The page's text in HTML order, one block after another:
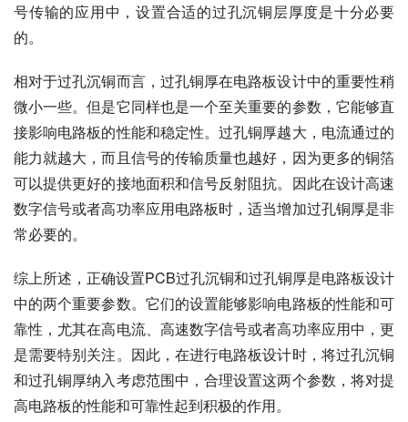
号传输的应用中，设置合适的过孔沉铜层厚度是十分必要
的。
相对于过孔沉铜而言，过孔铜厚在电路板设计中的重要性稍
微小一些。但是它同样也是一个至关重要的参数，它能够直
接影响电路板的性能和稳定性。过孔铜厚越大，电流通过的
能力就越大，而且信号的传输质量也越好，因为更多的铜箔
可以提供更好的接地面积和信号反射阻抗。因此在设计高速
数字信号或者高功率应用电路板时，适当增加过孔铜厚是非
常必要的。
综上所述，正确设置PCB过孔沉铜和过孔铜厚是电路板设计
中的两个重要参数。它们的设置能够影响电路板的性能和可
靠性，尤其在高电流、高速数字信号或者高功率应用中，更
是需要特别关注。因此，在进行电路板设计时，将过孔沉铜
和过孔铜厚纳入考虑范围中，合理设置这两个参数，将对提
高电路板的性能和可靠性起到积极的作用。